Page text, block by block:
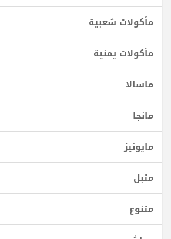
مأكولات شعبية
مأكولات يمنية
ماسالا
مانجا
مايونيز
متبل
متنوع